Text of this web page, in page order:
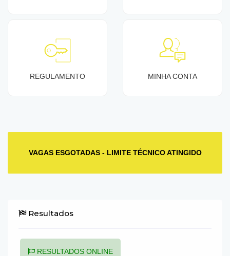
REGULAMENTO MINHA CONTA
VAGAS ESGOTADAS - LIMITE TÉCNICO ATINGIDO
Resultados
RESULTADOS ONLINE